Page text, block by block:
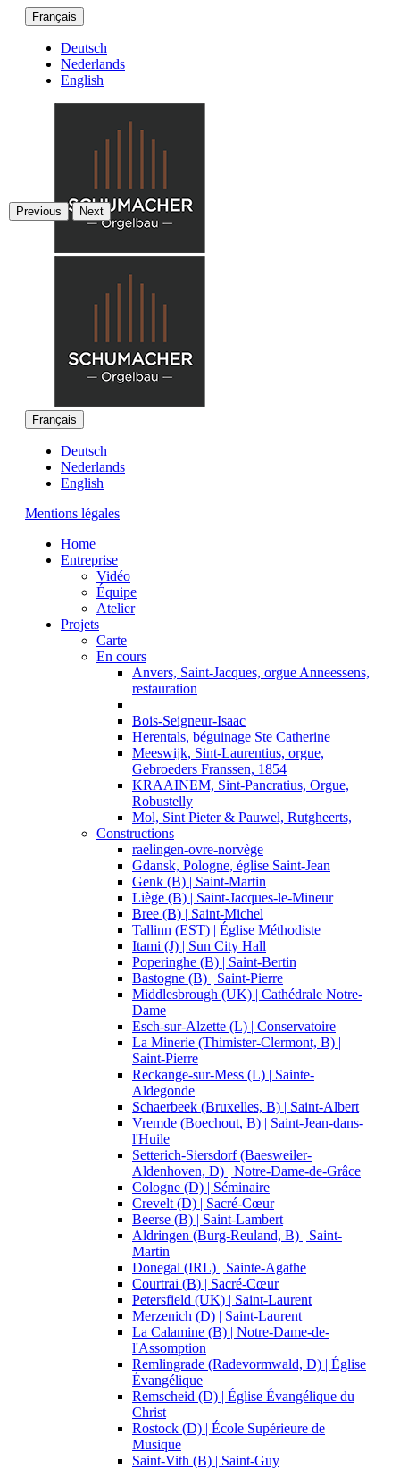
Français
Deutsch
Nederlands
English
Français
Deutsch
Nederlands
English
Mentions légales
Home
Entreprise
Vidéo
Équipe
Atelier
Projets
Carte
En cours
Anvers, Saint-Jacques, orgue Anneessens,
restauration
Bois-Seigneur-Isaac
Herentals, béguinage Ste Catherine
Meeswijk, Sint-Laurentius, orgue,
Gebroeders Franssen, 1854
KRAAINEM, Sint-Pancratius, Orgue,
Robustelly
Mol, Sint Pieter & Pauwel, Rutgheerts,
Constructions
raelingen-ovre-norvège
Gdansk, Pologne, église Saint-Jean
Genk (B) | Saint-Martin
Liège (B) | Saint-Jacques-le-Mineur
Bree (B) | Saint-Michel
Tallinn (EST) | Église Méthodiste
Itami (J) | Sun City Hall
Poperinghe (B) | Saint-Bertin
Bastogne (B) | Saint-Pierre
Middlesbrough (UK) | Cathédrale Notre-
Dame
Esch-sur-Alzette (L) | Conservatoire
La Minerie (Thimister-Clermont, B) |
Saint-Pierre
Reckange-sur-Mess (L) | Sainte-
Aldegonde
Schaerbeek (Bruxelles, B) | Saint-Albert
Vremde (Boechout, B) | Saint-Jean-dans-
l'Huile
Setterich-Siersdorf (Baesweiler-
Aldenhoven, D) | Notre-Dame-de-Grâce
Cologne (D) | Séminaire
Crevelt (D) | Sacré-Cœur
Beerse (B) | Saint-Lambert
Aldringen (Burg-Reuland, B) | Saint-
Martin
Donegal (IRL) | Sainte-Agathe
Courtrai (B) | Sacré-Cœur
Petersfield (UK) | Saint-Laurent
Merzenich (D) | Saint-Laurent
La Calamine (B) | Notre-Dame-de-
l'Assomption
Remlingrade (Radevormwald, D) | Église
Évangélique
Remscheid (D) | Église Évangélique du
Christ
Rostock (D) | École Supérieure de
Musique
Saint-Vith (B) | Saint-Guy
Previous Next